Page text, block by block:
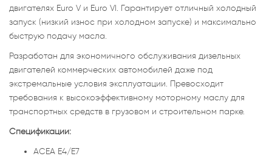
двигателях Euro V и Euro VI. Гарантирует отличный холодный
запуск (низкий износ при холодном запуске) и максимально
быструю подачу масла.
Разработан для экономичного обслуживания дизельных
двигателей коммерческих автомобилей даже под
экстремальные условия эксплуатации. Превосходит
требования к высокоэффективному моторному маслу для
транспортных средств в грузовом и строительном парке.
Спецификации:
ACEA E4/E7